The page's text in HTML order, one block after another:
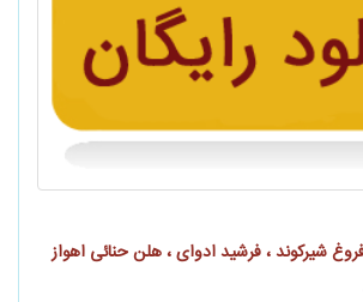
شیرکوند ، فرشید ادوای ، هلن حنائی اهواز